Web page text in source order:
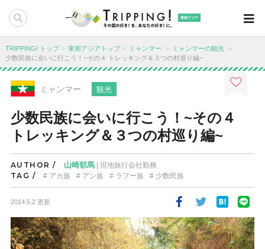
東南アジア
TRIPPING! トップ 東南アジアトップ ミャンマー
ミャンマーの観光
少数民族に会いに行こう！~その４ トレッキング＆３つの村巡り編~
ミャンマー 観光
少数民族に会いに行こう！~その４
トレッキング＆３つの村巡り編~
AUTHOR / 山崎郁馬| 現地旅行会社勤務
TAG / アカ族 アン族 ラフー族 少数民族
2014.5.2 更新